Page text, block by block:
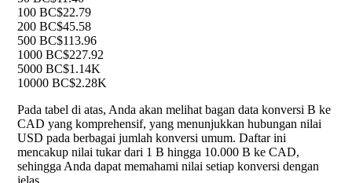
100 BC$22.79
200 BC$45.58
500 BC$113.96
1000 BC$227.92
5000 BC$1.14K
10000 BC$2.28K
Pada tabel di atas, Anda akan melihat bagan data konversi B ke
CAD yang komprehensif, yang menunjukkan hubungan nilai
USD pada berbagai jumlah konversi umum. Daftar ini
mencakup nilai tukar dari 1 B hingga 10.000 B ke CAD,
sehingga Anda dapat memahami nilai setiap konversi dengan